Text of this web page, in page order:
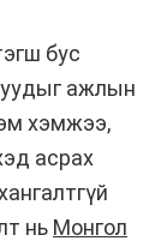
бус
ажлын
хэмжээ,
асрах
нь Монгол